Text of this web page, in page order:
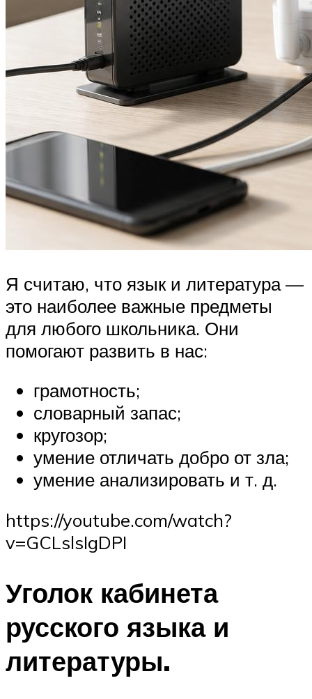
Я считаю, что язык и литература —
это наиболее важные предметы
для любого школьника. Они
помогают развить в нас:
грамотность;
словарный запас;
кругозор;
умение отличать добро от зла;
умение анализировать и т. д.
https://youtube.com/watch?
v=GCLslsIgDPI
Уголок кабинета
русского языка и
литературы.